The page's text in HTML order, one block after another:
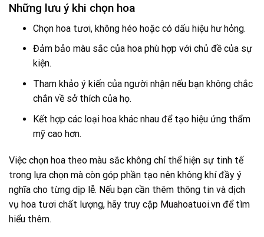
Những lưu ý khi chọn hoa
Chọn hoa tươi, không héo hoặc có dấu hiệu hư hỏng.
Đảm bảo màu sắc của hoa phù hợp với chủ đề của sự
kiện.
Tham khảo ý kiến của người nhận nếu bạn không chắc
chắn về sở thích của họ.
Kết hợp các loại hoa khác nhau để tạo hiệu ứng thẩm
mỹ cao hơn.
Việc chọn hoa theo màu sắc không chỉ thể hiện sự tinh tế
trong lựa chọn mà còn góp phần tạo nên không khí đầy ý
nghĩa cho từng dịp lễ. Nếu bạn cần thêm thông tin và dịch
vụ hoa tươi chất lượng, hãy truy cập Muahoatuoi.vn để tìm
hiểu thêm.